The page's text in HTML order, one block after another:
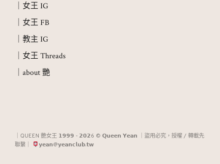
｜女王 IG
｜女王 FB
｜教主 IG
｜女王 Threads
｜about 艷
｜QUEEN 艷女王 𝟭𝟵𝟵𝟵 - 𝟮𝟬𝟮6 © 𝗤𝘂𝗲𝗲𝗻 𝗬𝗲𝗮𝗻 ｜盜用必究，授權 / 轉載先
聯繫｜
𝘆𝗲𝗮𝗻@𝘆𝗲𝗮𝗻𝗰𝗹𝘂𝗯.𝘁𝘄